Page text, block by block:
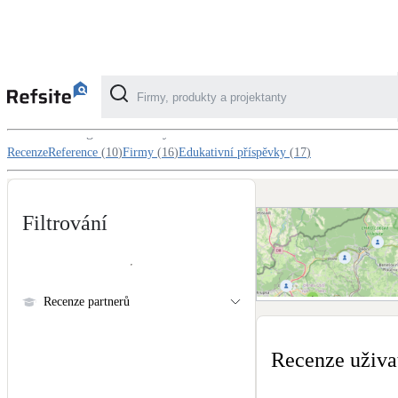
Kategorie
Dotační, energetické služby
Recenze v kategorii Zelená střecha
Vegetační střechy
RecenzeReference (10)Firmy (16)Edukativní příspěvky (17)
Filtrování
Recenze partnerů
Recenze